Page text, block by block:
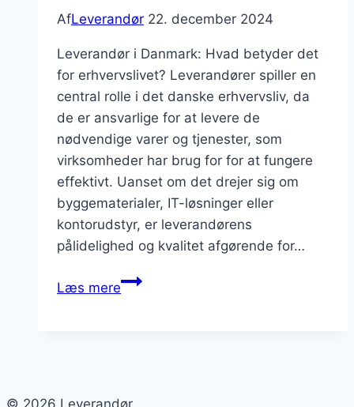
for
sikre
høj
kvalitet?
AfLeverandør 22. december 2024
Leverandør i Danmark: Hvad betyder det
for erhvervslivet? Leverandører spiller en
central rolle i det danske erhvervsliv, da
de er ansvarlige for at levere de
nødvendige varer og tjenester, som
virksomheder har brug for for at fungere
effektivt. Uanset om det drejer sig om
byggematerialer, IT-løsninger eller
kontorudstyr, er leverandørens
pålidelighed og kvalitet afgørende for…
Læs mereLeverandør
© 2026 Leverandør